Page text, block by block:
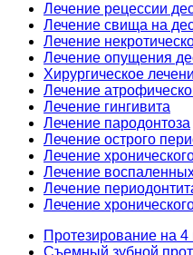
Лечение рецессии
Лечение свища на
Лечение
Лечение опущения
Хирургическое
Лечение
Лечение гингивита
Лечение пародонтоза
Лечение острого
Лечение
Лечение
Лечение
Лечение
Протезирование на 4
Съемный зубной